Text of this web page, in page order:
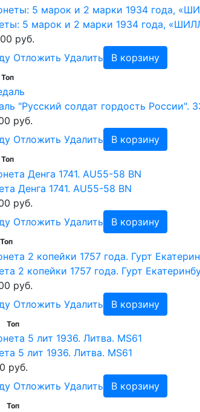
5 марок и 2 марки 1934 года,
руб.
Отложить Удалить В корзину
Топ
"Русский солдат гордость России".
руб.
Отложить Удалить В корзину
Топ
Денга 1741. AU55-58 BN
руб.
Отложить Удалить В корзину
Топ
2 копейки 1757 года. Гурт
руб.
Отложить Удалить В корзину
Топ
5 лит 1936. Литва. MS61
руб.
Отложить Удалить В корзину
Топ